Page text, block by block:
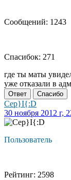
Сообщений: 1243
Спасибок: 271
где ты маты
уже отказали в
Ответ Спасибо
Cep}I{:D
30 ноября 2012 г,
Пользователь
Рейтинг: 2598